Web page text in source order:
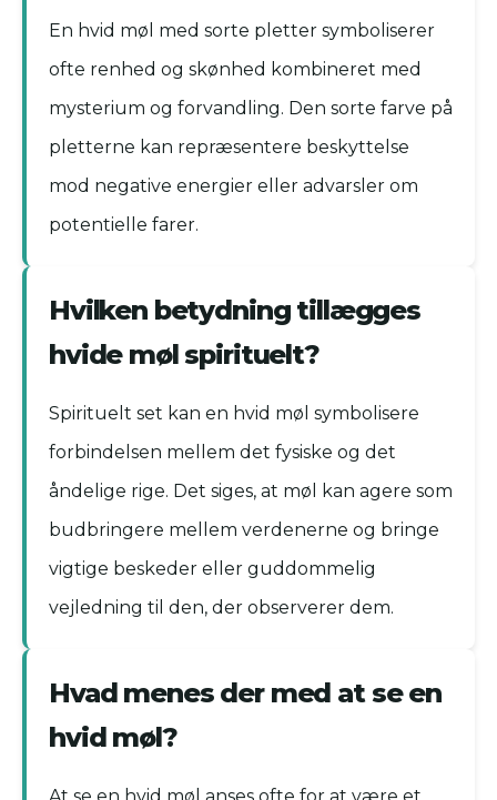
En hvid møl med sorte pletter symboliserer
ofte renhed og skønhed kombineret med
mysterium og forvandling. Den sorte farve på
pletterne kan repræsentere beskyttelse
mod negative energier eller advarsler om
potentielle farer.
Hvilken betydning tillægges
hvide møl spirituelt?
Spirituelt set kan en hvid møl symbolisere
forbindelsen mellem det fysiske og det
åndelige rige. Det siges, at møl kan agere som
budbringere mellem verdenerne og bringe
vigtige beskeder eller guddommelig
vejledning til den, der observerer dem.
Hvad menes der med at se en
hvid møl?